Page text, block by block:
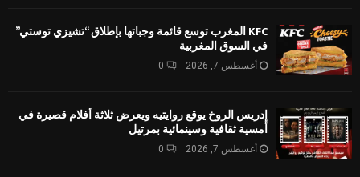
KFC المغرب توسع قائمة وجباتها بإطلاق “تشيزي توستي”
في السوق المغربية
أغسطس 7, 2026 0
إدريس الروخ يوقع روايتيه ويعرض ثلاثة أفلام قصيرة في
أمسية ثقافية وسينمائية بمرتيل
أغسطس 7, 2026 0